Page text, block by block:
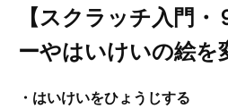
【スクラッチ入門
ーやはいけいの絵
・はいけいをひょうじする